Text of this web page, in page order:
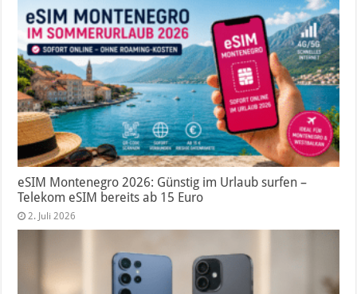
eSIM Montenegro 2026: Günstig im Urlaub surfen –
Telekom eSIM bereits ab 15 Euro
2. Juli 2026